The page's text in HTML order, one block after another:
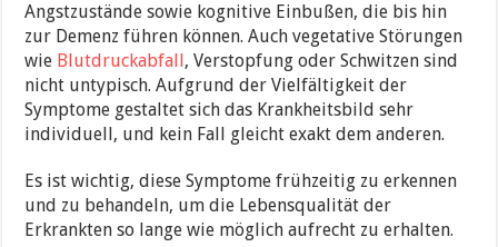
Angstzustände sowie kognitive Einbußen, die bis hin
zur Demenz führen können. Auch vegetative Störungen
wie Blutdruckabfall, Verstopfung oder Schwitzen sind
nicht untypisch. Aufgrund der Vielfältigkeit der
Symptome gestaltet sich das Krankheitsbild sehr
individuell, und kein Fall gleicht exakt dem anderen.
Es ist wichtig, diese Symptome frühzeitig zu erkennen
und zu behandeln, um die Lebensqualität der
Erkrankten so lange wie möglich aufrecht zu erhalten.